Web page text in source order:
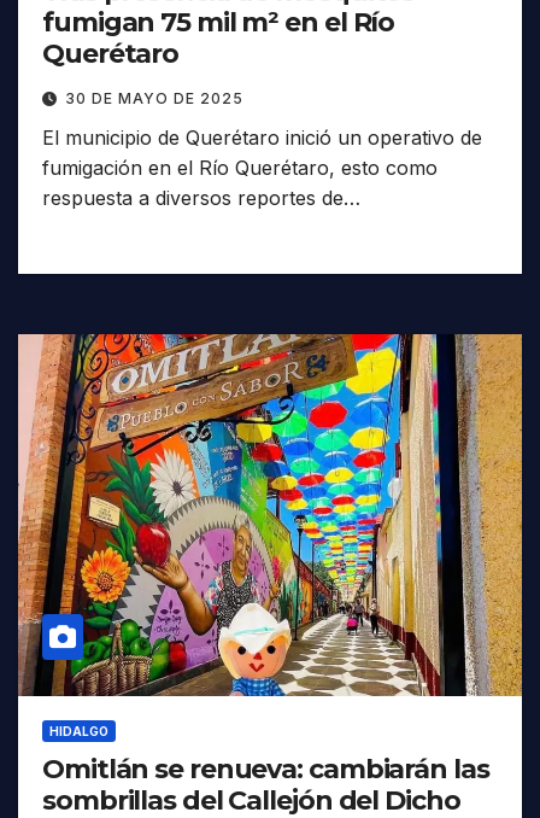
fumigan 75 mil m² en el Río
Querétaro
30 DE MAYO DE 2025
El municipio de Querétaro inició un operativo de
fumigación en el Río Querétaro, esto como
respuesta a diversos reportes de…
HIDALGO
Omitlán se renueva: cambiarán las
sombrillas del Callejón del Dicho